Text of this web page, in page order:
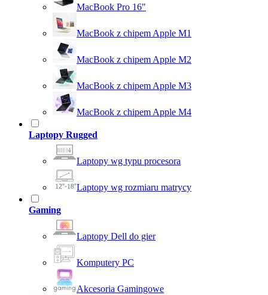
MacBook Pro 16"
MacBook z chipem Apple M1
MacBook z chipem Apple M2
MacBook z chipem Apple M3
MacBook z chipem Apple M4
Laptopy Rugged
Laptopy wg typu procesora
Laptopy wg rozmiaru matrycy
Gaming
Laptopy Dell do gier
Komputery PC
Akcesoria Gamingowe